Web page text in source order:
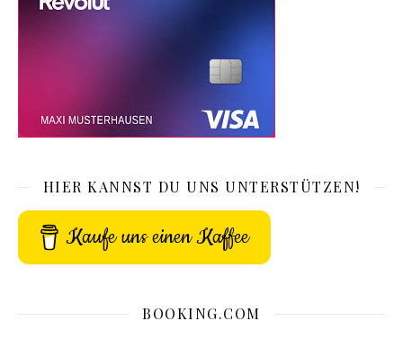
HIER KANNST DU UNS UNTERSTÜTZEN!
Kaufe uns einen Kaffee
BOOKING.COM